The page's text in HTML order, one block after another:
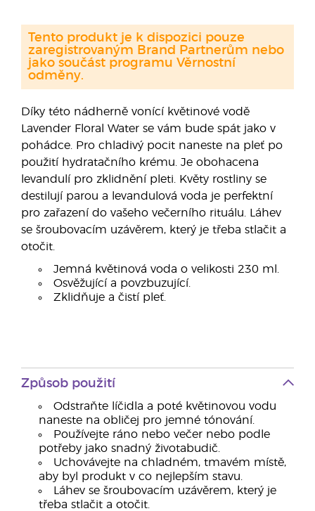
Díky této nádherně vonící květinové vodě
Lavender Floral Water se vám bude spát jako v
pohádce. Pro chladivý pocit naneste na pleť po
použití hydratačního krému. Je obohacena
levandulí pro zklidnění pleti. Květy rostliny se
destilují parou a levandulová voda je perfektní
pro zařazení do vašeho večerního rituálu. Láhev
se šroubovacím uzávěrem, který je třeba stlačit a
otočit.
Jemná květinová voda o velikosti 230 ml.
Osvěžující a povzbuzující.
Zklidňuje a čistí pleť.
Tento produkt je k dispozici pouze
zaregistrovaným Brand Partnerům nebo
jako součást programu Věrnostní
odměny.
Způsob použití
Odstraňte líčidla a poté květinovou vodu
naneste na obličej pro jemné tónování.
Používejte ráno nebo večer nebo podle
potřeby jako snadný životabudič.
Uchovávejte na chladném, tmavém místě,
aby byl produkt v co nejlepším stavu.
Láhev se šroubovacím uzávěrem, který je
třeba stlačit a otočit.